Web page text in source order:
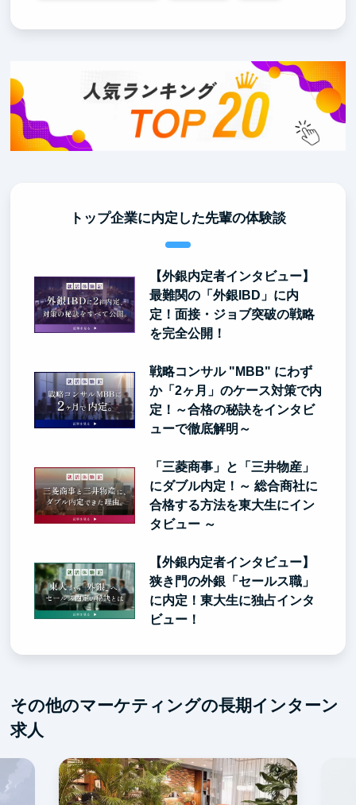
トップ企業に内定した先輩の体験談
【外銀内定者インタビュー】
最難関の「外銀IBD」に内
定！面接・ジョブ突破の戦略
を完全公開！
戦略コンサル "MBB" にわず
か「2ヶ月」のケース対策で内
定！～合格の秘訣をインタビ
ューで徹底解明～
「三菱商事」と「三井物産」
にダブル内定！～ 総合商社に
合格する方法を東大生にイン
タビュー ～
【外銀内定者インタビュー】
狭き門の外銀「セールス職」
に内定！東大生に独占インタ
ビュー！
その他のマーケティングの長期インターン
求人